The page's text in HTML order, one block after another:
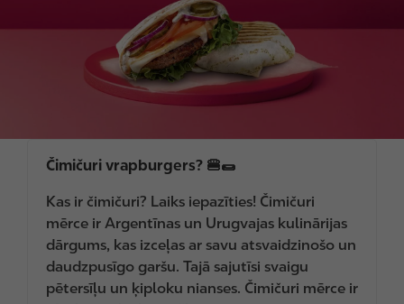
e
Čimičuri vrapburgers? 🍔🌯
Kas ir čimičuri? Laiks iepazīties! Čimičuri
mērce ir Argentīnas un Urugvajas kulinārijas
dārgums, kas izceļas ar savu atsvaidzinošo un
daudzpusīgo garšu. Tajā sajutīsi svaigu
pētersīļu un ķiploku nianses. Čimičuri mērce ir